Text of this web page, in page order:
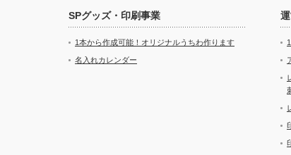
SPグッズ・印刷事業
1本から作成可能！オリジナルうちわ作ります
名入れカレンダー